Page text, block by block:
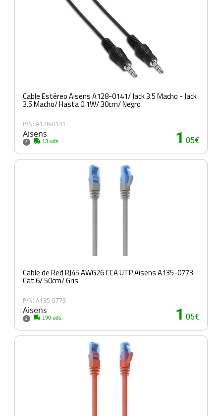
Cable Estéreo Aisens A128-0141/ Jack 3.5 Macho - Jack
3.5 Macho/ Hasta 0.1W/ 30cm/ Negro
P/N: A128-0141
Aisens
2 13 uds. 1 .05€
Cable de Red RJ45 AWG26 CCA UTP Aisens A135-0773
Cat.6/ 50cm/ Gris
P/N: A135-0773
Aisens
2 190 uds. 1 .05€